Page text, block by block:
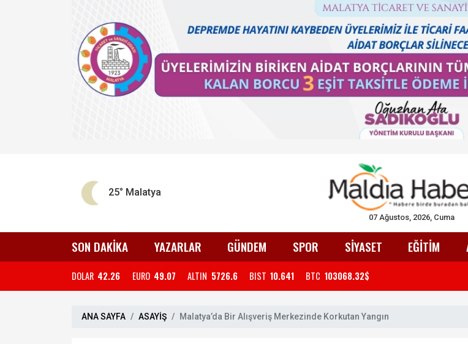
25° Malatya
07 Ağustos, 2026, Cuma
SON DAKİKA YAZARLAR GÜNDEM SPOR SİYASET EĞİTİM
DOLAR 42.26 EURO 49.07 ALTIN 5726.6 BIST 10.641 BTC 103068.32$
ANA SAYFA ASAYİŞ Malatya’da Bir Alışveriş Merkezinde Korkutan Yangın